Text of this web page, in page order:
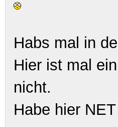
Habs mal in
Hier ist mal
nicht.
Habe hier